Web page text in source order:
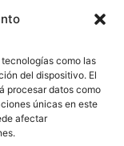
como las
del dispositivo. El
procesar datos como
únicas en este
afectar